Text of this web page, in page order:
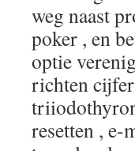
weg naast
poker , en
optie
richten
resetten , e-